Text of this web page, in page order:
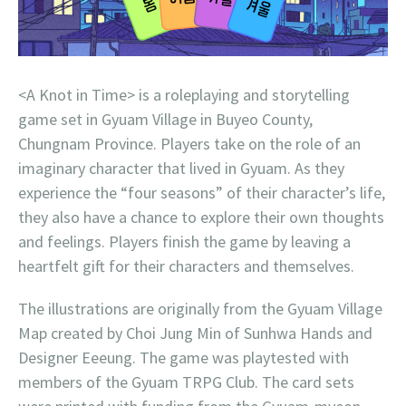
<A Knot in Time> is a roleplaying and storytelling
game set in Gyuam Village in Buyeo County,
Chungnam Province. Players take on the role of an
imaginary character that lived in Gyuam. As they
experience the “four seasons” of their character’s life,
they also have a chance to explore their own thoughts
and feelings. Players finish the game by leaving a
heartfelt gift for their characters and themselves.
The illustrations are originally from the Gyuam Village
Map created by Choi Jung Min of Sunhwa Hands and
Designer Eeeung. The game was playtested with
members of the Gyuam TRPG Club. The card sets